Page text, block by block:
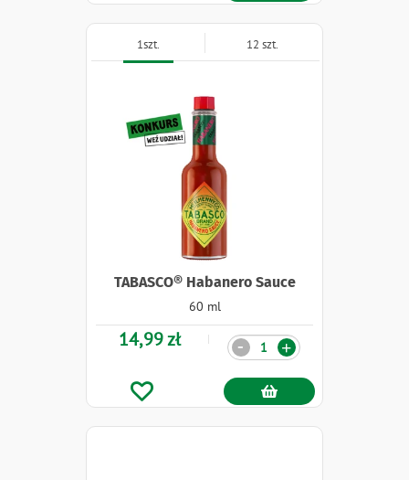
TABASCO® Habanero Sauce
60 ml
14,99 zł
1szt. 12 szt.
Ilość +
-